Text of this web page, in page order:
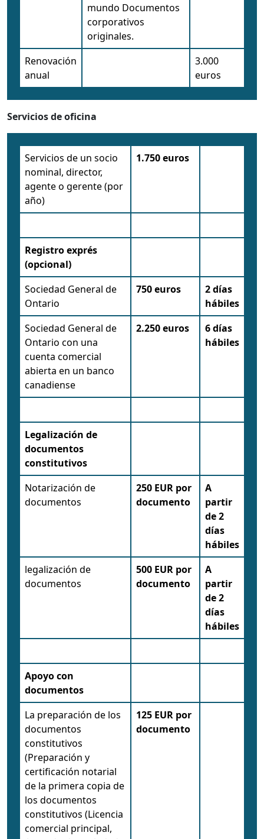
mundo Documentos
corporativos
originales.
Renovación
anual
3.000
euros
Servicios de oficina
Servicios de un socio
nominal, director,
agente o gerente (por
año)
1.750 euros
Registro exprés
(opcional)
Sociedad General de
Ontario
750 euros
2 días
hábiles
Sociedad General de
Ontario con una
cuenta comercial
abierta en un banco
canadiense
2.250 euros
6 días
hábiles
Legalización de
documentos
constitutivos
Notarización de
documentos
250 EUR por
documento
A
partir
de 2
días
hábiles
legalización de
documentos
500 EUR por
documento
A
partir
de 2
días
hábiles
Apoyo con
documentos
La preparación de los
documentos
constitutivos
(Preparación y
certificación notarial
de la primera copia de
los documentos
constitutivos (Licencia
comercial principal,
125 EUR por
documento